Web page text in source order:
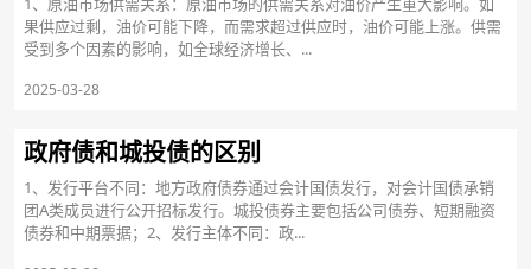
果供应过剩，油价可能下降，而需求超过供应时，油价可能上涨。供需
受到多个因素的影响，如全球经济增长、...
2025-03-28
政府债和城投债的区别
1、发行平台不同：地方政府债券通过会计国债发行，对会计国债承销
团A类成员进行公开招标发行。城投债券主要包括公司债券、短期融资
债券和中期票据；2、发行主体不同：政...